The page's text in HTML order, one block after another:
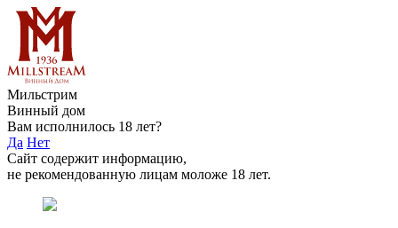
Мильстрим
Винный дом
Вам исполнилось 18 лет?
Да Нет
Сайт содержит информацию,
не рекомендованную лицам моложе 18 лет.